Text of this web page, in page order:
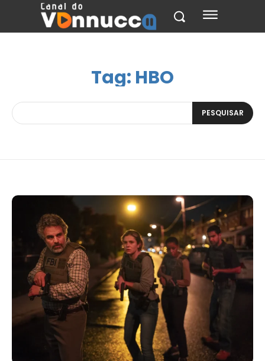
Tag: HBO
PESQUISAR